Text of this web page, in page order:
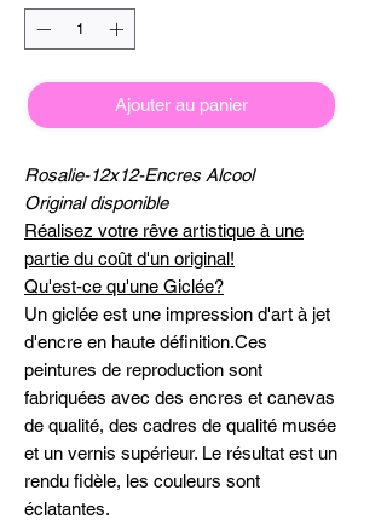
Ajouter au panier
Rosalie-12x12-Encres Alcool
Original disponible
Réalisez votre rêve artistique à une
partie du coût d'un original!
Qu'est-ce qu'une Giclée?
Un giclée est une impression d'art à jet
d'encre en haute définition.Ces
peintures de reproduction sont
fabriquées avec des encres et canevas
de qualité, des cadres de qualité musée
et un vernis supérieur. Le résultat est un
rendu fidèle, les couleurs sont
éclatantes.